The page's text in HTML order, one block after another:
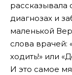
рассказывала
диагнозах и
маленькой
слова врачей:
ходить!» или
И это самое